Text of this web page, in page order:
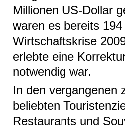
Millionen US-Dollar
waren es bereits
Wirtschaftskrise
erlebte eine
notwendig war.
In den vergangenen
beliebten
Restaurants und